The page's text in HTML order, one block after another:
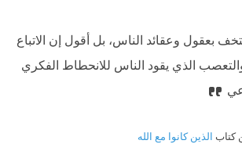
بعقول وعقائد الناس، بل أقول إن الاتباع
الذي يقود الناس للانحطاط الفكري
كتاب الذين كانوا مع الله